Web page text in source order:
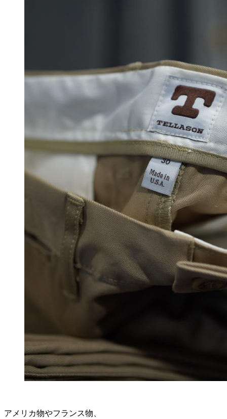
アメリカ物やフランス物、